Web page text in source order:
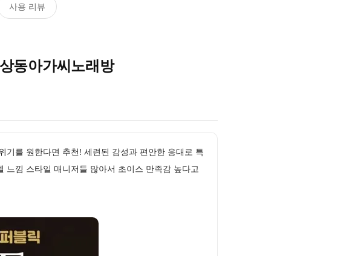
사용 리뷰
동아가씨노래방
를 원한다면 추천! 세련된 감성과 편안한 응대로 특
낌 스타일 매니저들 많아서 초이스 만족감 높다고